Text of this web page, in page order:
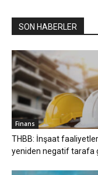
SON HABERLER
Finans
THBB: İnşaat
yeniden negatif tarafa